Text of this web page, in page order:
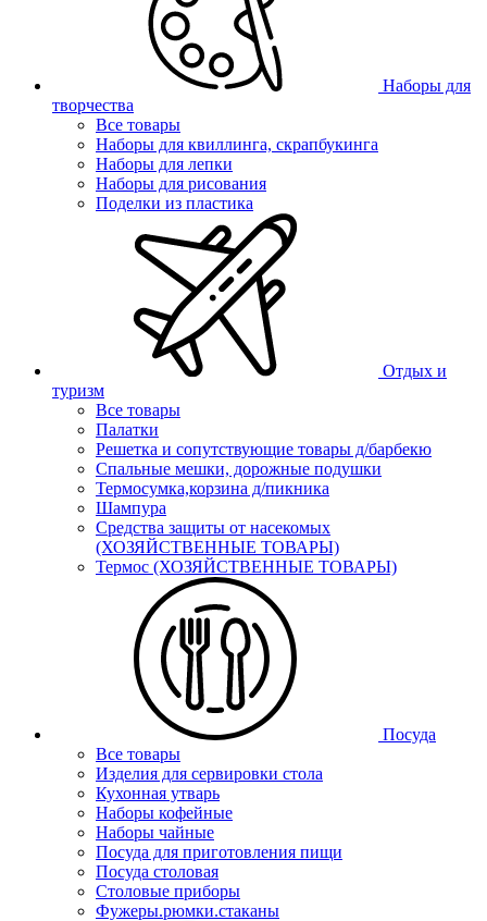
Наборы для
творчества
Все товары
Наборы для квиллинга, скрапбукинга
Наборы для лепки
Наборы для рисования
Поделки из пластика
Отдых и
туризм
Все товары
Палатки
Решетка и сопутствующие товары д/барбекю
Спальные мешки, дорожные подушки
Термосумка,корзина д/пикника
Шампура
Средства защиты от насекомых
(ХОЗЯЙСТВЕННЫЕ ТОВАРЫ)
Термос (ХОЗЯЙСТВЕННЫЕ ТОВАРЫ)
Посуда
Все товары
Изделия для сервировки стола
Кухонная утварь
Наборы кофейные
Наборы чайные
Посуда для приготовления пищи
Посуда столовая
Столовые приборы
Фужеры.рюмки.стаканы